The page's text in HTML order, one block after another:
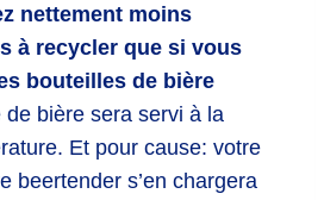
nettement moins
à recycler que si vous
bouteilles de bière
de bière sera servi à la
Et pour cause: votre
beertender s’en chargera